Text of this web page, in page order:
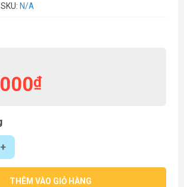
SKU: N/A
₫
kg NA-F90A4GRV số lượng
THÊM VÀO GIỎ HÀNG